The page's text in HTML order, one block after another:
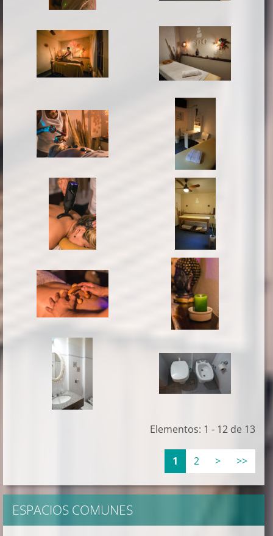
Elementos: 1 - 12 de 13
1 2 > >>
ESPACIOS COMUNES